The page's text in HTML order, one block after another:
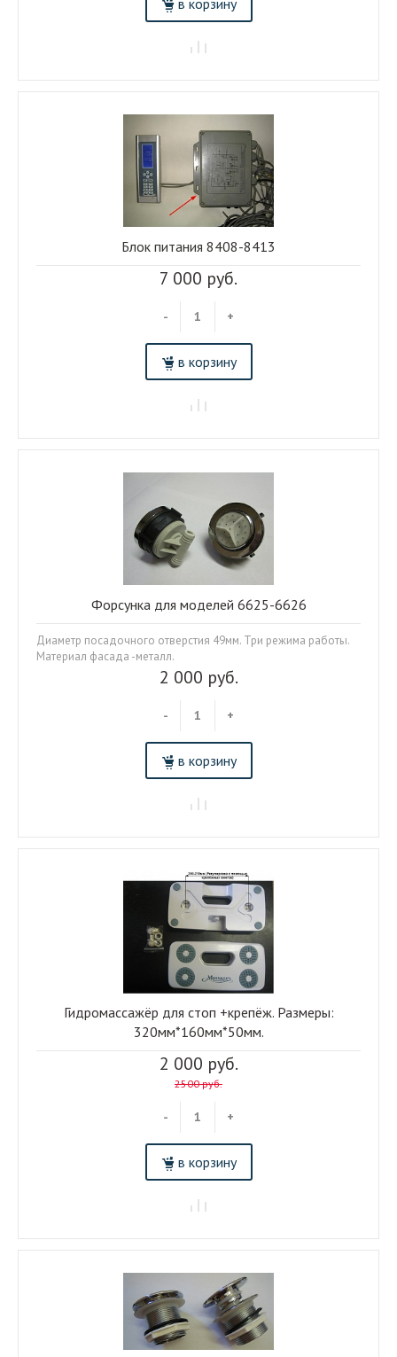
в корзину
7 000 руб.
- +
в корзину
Блок питания 8408-8413
2 000 руб.
- +
в корзину
Форсунка для моделей 6625-6626
Диаметр посадочного отверстия 49мм. Три режима работы.
Материал фасада -металл.
2 000 руб.
2500 руб.
- +
в корзину
Гидромассажёр для стоп +крепёж. Размеры:
320мм*160мм*50мм.